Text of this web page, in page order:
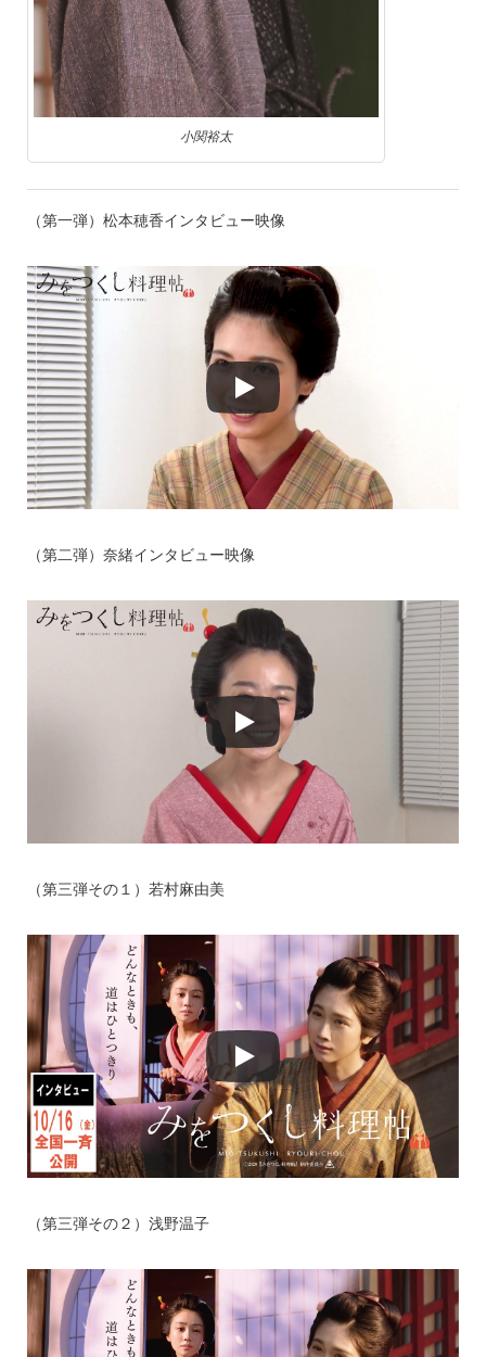
小関裕太
（第一弾）松本穂香インタビュー映像
（第二弾）奈緒インタビュー映像
（第三弾その１）若村麻由美
（第三弾その２）浅野温子